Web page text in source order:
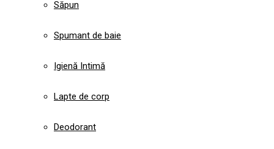
Săpun
Spumant de baie
Igienă Intimă
Lapte de corp
Deodorant